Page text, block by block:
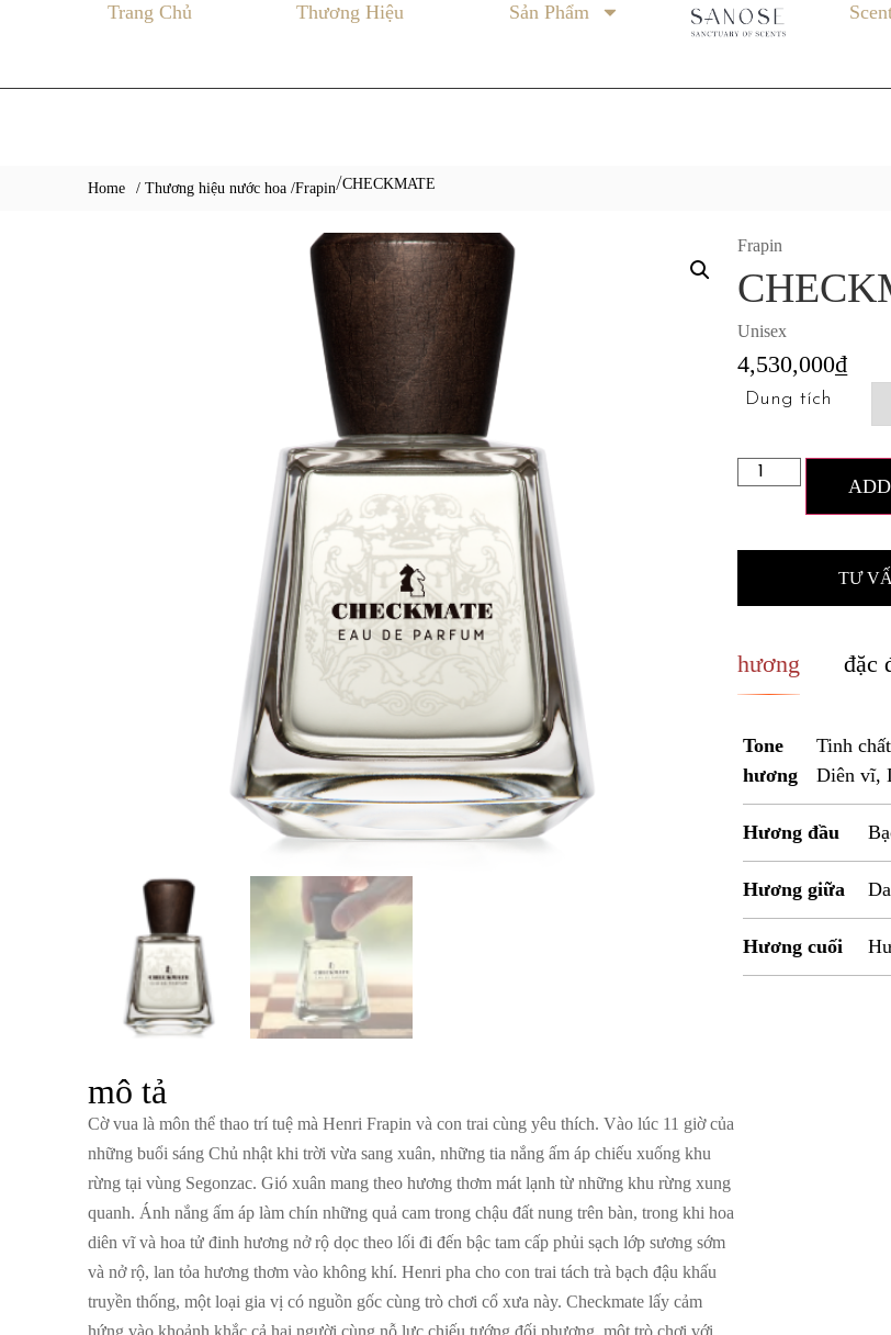
Trang Chủ Thương Hiệu Sản Phẩm
Home / Thương hiệu nước hoa /Frapin/CHECKMATE
mô tả
Cờ vua là môn thể thao trí tuệ mà Henri Frapin và con trai cùng yêu thích. Vào lúc 11 giờ của
những buổi sáng Chủ nhật khi trời vừa sang xuân, những tia nắng ấm áp chiếu xuống khu
rừng tại vùng Segonzac. Gió xuân mang theo hương thơm mát lạnh từ những khu rừng xung
quanh. Ánh nắng ấm áp làm chín những quả cam trong chậu đất nung trên bàn, trong khi hoa
diên vĩ và hoa tử đinh hương nở rộ dọc theo lối đi đến bậc tam cấp phủi sạch lớp sương sớm
và nở rộ, lan tỏa hương thơm vào không khí. Henri pha cho con trai tách trà bạch đậu khấu
truyền thống, một loại gia vị có nguồn gốc cùng trò chơi cổ xưa này. Checkmate lấy cảm
hứng vào khoảnh khắc cả hai người cùng nỗ lực chiếu tướng đối phương, một trò chơi với
Frapin
Unisex
4,530,000₫
Dung tích
TƯ
hương đặc
Tone
hương
Tinh
Diên vĩ,
Hương đầu
Hương giữa
Hương cuối